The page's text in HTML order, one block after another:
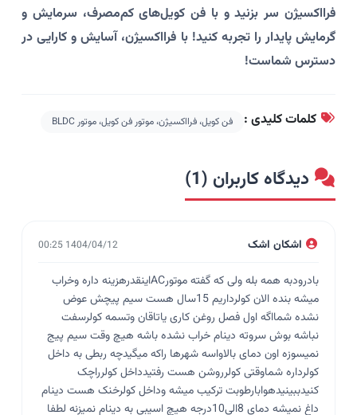
فرااکسیژن سر بزنید و با فن کویل‌های کم‌مصرف، سرمایش و
گرمایش پایدار را تجربه کنید! با فرااکسیژن، آسایش و کارایی در
دسترس شماست!
کلمات کلیدی : فن کویل، فرااکسیژن، موتور فن کویل، موتور BLDC
دیدگاه کاربران (1)
اشکان اشک
بادرودبه همه بله ولی که گفته موتورACاینقدرهزینه داره وخراب
میشه بنده الان کولرداریم 15سال هست سیم پیچش عوض
نشده شمااگه اول فصل روغن کاری یاتاقان وتسمه کولرسفت
نباشه بوش سروته دینام خراب نشده باشه هیچ وقت سیم پیج
نمیسوزه اون دمای بالاواسه شهرها راکه میگیدچه ربطی به داخل
کولرداره شماوقتی کولرروشن هست رفتیدداخل کولرراچک
کنیدببینیدهوابارطوبت ترکیب میشه وداخل کولرخنک هست دینام
داغ نمیشه دمای 8الی10درجه هیچ اسیبی به دینام نمیزنه لطفا